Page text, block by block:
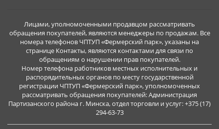
Лицами, уполномоченными продавцом рассматривать
обращения покупателей, являются менеджеры по продажам. Все
номера телефонов ЧПТУП «Фермерский парк», указаны на
странице Контакты, являются контактами для связи по
обращениям о нарушении прав покупателей.
Номер телефона работников местных исполнительных и
распорядительных органов по месту государственной
регистрации ЧПТУП «Фермерский парк», уполномоченных
рассматривать обращения покупателей: Администрация
Партизанского района г. Минска, отдел торговли и услуг: +375 (17)
294-63-73